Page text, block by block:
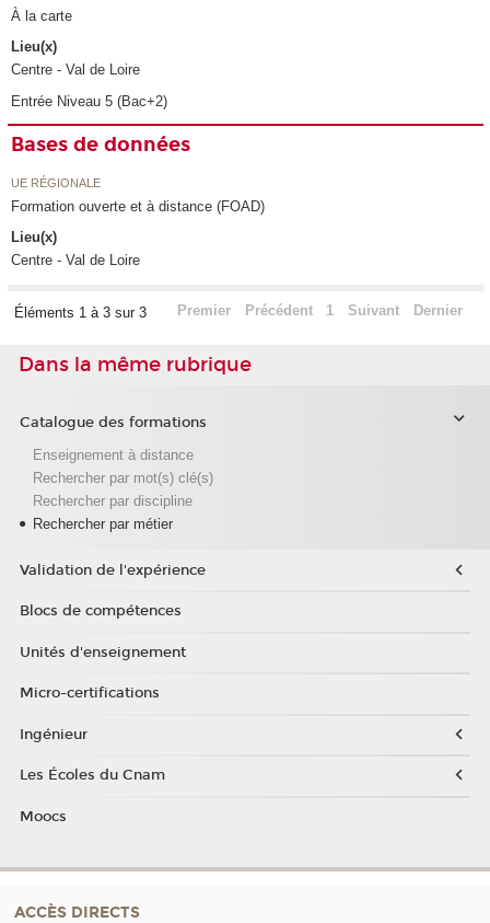
À la carte
Lieu(x)
Centre - Val de Loire
Entrée Niveau 5 (Bac+2)
Bases de données
UE RÉGIONALE
Formation ouverte et à distance (FOAD)
Lieu(x)
Centre - Val de Loire
Éléments 1 à 3 sur 3 Premier Précédent 1 Suivant Dernier
Dans la même rubrique
Catalogue des formations
Enseignement à distance
Rechercher par mot(s) clé(s)
Rechercher par discipline
Rechercher par métier
Validation de l'expérience
Blocs de compétences
Unités d'enseignement
Micro-certifications
Ingénieur
Les Écoles du Cnam
Moocs
ACCÈS DIRECTS